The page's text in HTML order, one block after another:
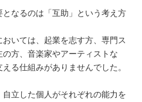
となるのは「互助」という考え方
いては、起業を志す方、専門ス
方、音楽家やアーティストな
る仕組みがありませんでした。
立した個人がそれぞれの能力を